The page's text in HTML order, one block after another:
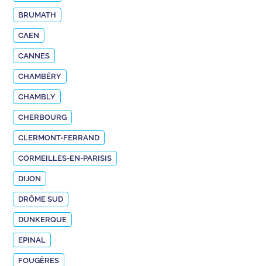
BRUMATH
CAEN
CANNES
CHAMBÉRY
CHAMBLY
CHERBOURG
CLERMONT-FERRAND
CORMEILLES-EN-PARISIS
DIJON
DRÔME SUD
DUNKERQUE
EPINAL
FOUGÈRES